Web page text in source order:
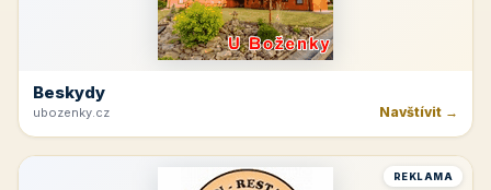
Beskydy
ubozenky.cz Navštívit →
REKLAMA